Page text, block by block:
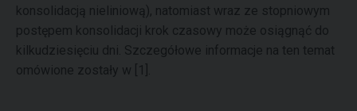
konsolidacją nieliniową), natomiast wraz ze stopniowym
postępem konsolidacji krok czasowy może osiągnąć do
kilkudziesięciu dni. Szczegółowe informacje na ten temat
omówione zostały w [1].